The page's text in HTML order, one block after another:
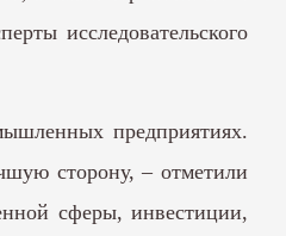
исследовательского
предприятиях.
сторону, – отметили
сферы, инвестиции,